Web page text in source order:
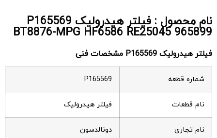
نام محصول : فیلتر هیدرولیک P165569
BT8876-MPG HF6586 RE25045 965899
فیلتر هیدرولیک مشخصات فنی
شماره قطعه P165569
نام قطعات فیلتر هیدرولیک
نام تجاری دونالدسون